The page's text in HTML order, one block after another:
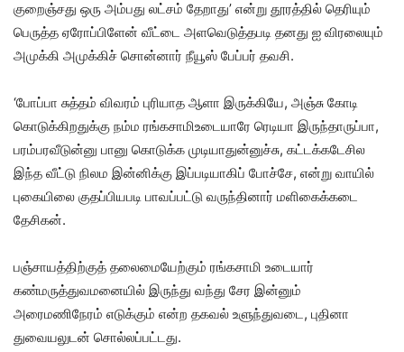
குறைஞ்சது ஒரு அம்பது லட்சம் தேறாது’ என்று தூரத்தில் தெரியும்
பெருத்த ஏரோப்பிளேன் வீட்டை அளவெடுத்தபடி தனது ஐ விரலையும்
அமுக்கி அமுக்கிச் சொன்னார் நீயூஸ் பேப்பர் தவசி.
‘போப்பா சுத்தம் விவரம் புரியாத ஆளா இருக்கியே, அஞ்சு கோடி
கொடுக்கிறதுக்கு நம்ம ரங்கசாமிஉடையாரே ரெடியா இருந்தாருப்பா,
பரம்பரவீடுன்னு பானு கொடுக்க முடியாதுன்னுச்சு, கட்டக்கடேசில
இந்த வீட்டு நிலம இன்னிக்கு இப்படியாகிப் போச்சே, என்று வாயில்
புகையிலை குதப்பியபடி பாவப்பட்டு வருந்தினார் மளிகைக்கடை
தேசிகன்.
பஞ்சாயத்திற்குத் தலைமையேற்கும் ரங்கசாமி உடையார்
கண்மருத்துவமனையில் இருந்து வந்து சேர இன்னும்
அரைமணிநேரம் எடுக்கும் என்ற தகவல் உளுந்துவடை, புதினா
துவையலுடன் சொல்லப்பட்டது.